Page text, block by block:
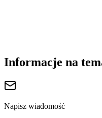
Informacje na
Napisz wiadomość